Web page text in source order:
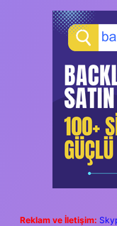
Reklam ve İletişim: